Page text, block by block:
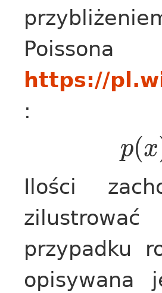
https://
:
p(x
Ilości
przypadku
opisywana